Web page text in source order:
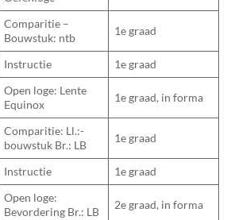
Comparitie –
Bouwstuk: ntb
1e graad
Instructie 1e graad
Open loge: Lente
Equinox
1e graad, in forma
Comparitie: Ll.:-
bouwstuk Br.: LB
1e graad
Instructie 1e graad
Open loge:
Bevordering Br.: LB
2e graad, in forma